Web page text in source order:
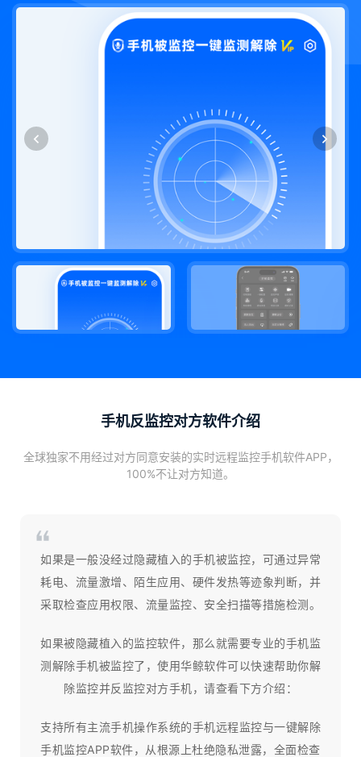
手机反监控对方软件介绍
全球独家不用经过对方同意安装的实时远程监控手机软件APP，
100%不让对方知道。
‌如果是一般没经过隐藏植入的手机被监控，可通过异常
耗电、流量激增、陌生应用、硬件发热等迹象判断，并
采取检查应用权限、流量监控、安全扫描等措施检测‌。
如果被隐藏植入的监控软件，那么就需要专业的手机监
测解除手机被监控了，使用华鲸软件可以快速帮助你解
除监控并反监控对方手机，请查看下方介绍：
支持所有主流手机操作系统的手机远程监控与一键解除
手机监控APP软件，从根源上杜绝隐私泄露，全面检查